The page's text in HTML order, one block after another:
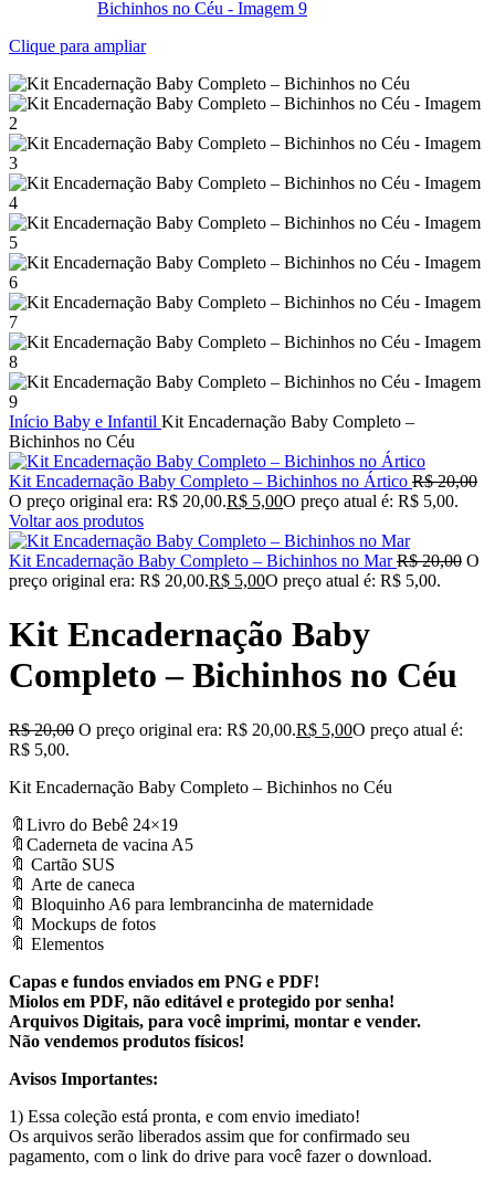
Clique para ampliar
Início Baby e Infantil Kit Encadernação Baby Completo –
Bichinhos no Céu
Kit Encadernação Baby Completo – Bichinhos no Ártico R$20,00
O preço original era: R$ 20,00.R$ 5,00O preço atual é: R$ 5,00.
Voltar aos produtos
Kit Encadernação Baby Completo – Bichinhos no MarR$20,00 O
preço original era: R$ 20,00.R$ 5,00O preço atual é: R$ 5,00.
Kit Encadernação Baby
Completo – Bichinhos no Céu
R$20,00 O preço original era: R$ 20,00.R$ 5,00O preço atual é:
R$ 5,00.
Kit Encadernação Baby Completo – Bichinhos no Céu
🔖Livro do Bebê 24×19
🔖Caderneta de vacina A5
🔖 Cartão SUS
🔖 Arte de caneca
🔖 Bloquinho A6 para lembrancinha de maternidade
🔖 Mockups de fotos
🔖 Elementos
Capas e fundos enviados em PNG e PDF!
Miolos em PDF, não editável e protegido por senha!
Arquivos Digitais, para você imprimi, montar e vender.
Não vendemos produtos físicos!
Avisos Importantes:
1) Essa coleção está pronta, e com envio imediato!
Os arquivos serão liberados assim que for confirmado seu
pagamento, com o link do drive para você fazer o download.